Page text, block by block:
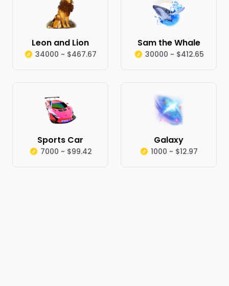
Leon and Lion
34000 ~ $467.67
Sam the Whale
30000 ~ $412.65
Sports Car
7000 ~ $99.42
Galaxy
1000 ~ $12.97